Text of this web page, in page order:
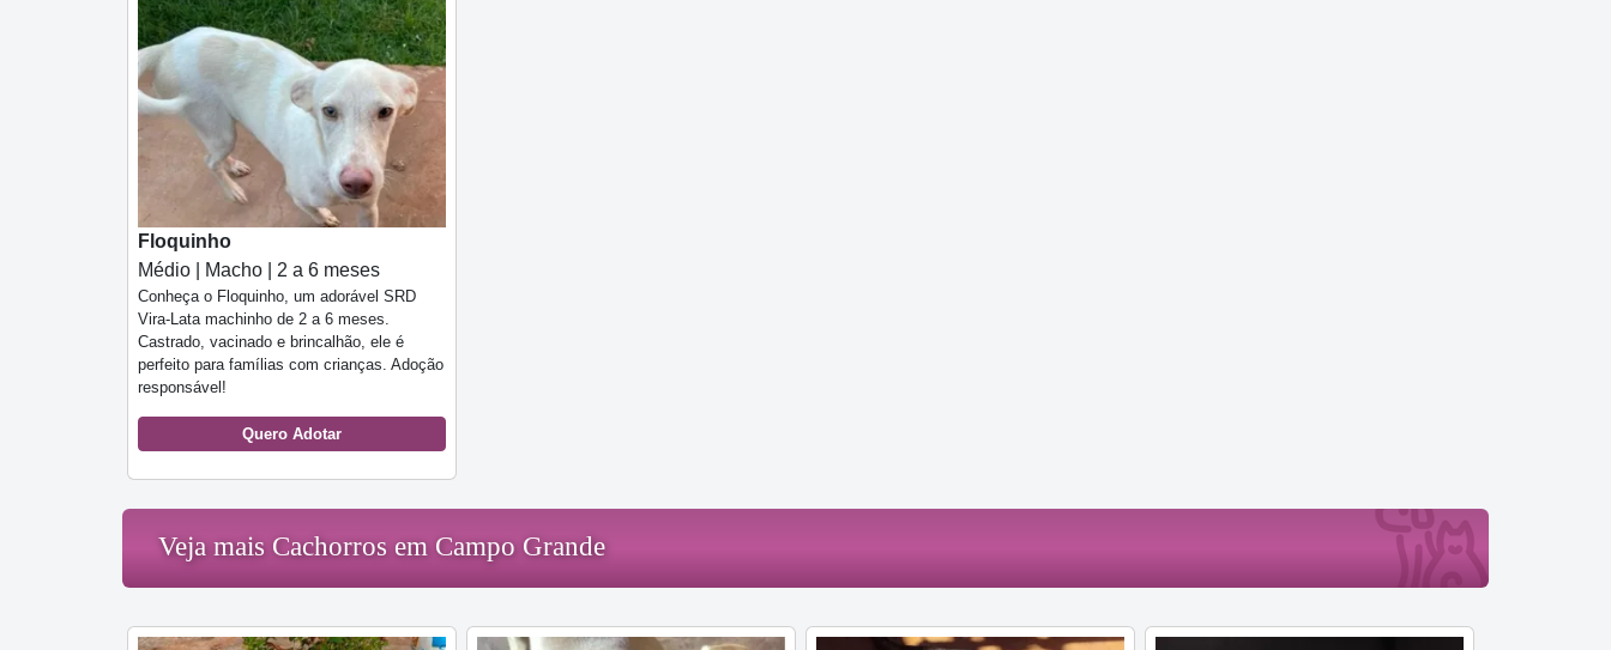
Floquinho
Médio | Macho | 2 a 6 meses
Conheça o Floquinho, um adorável SRD
Vira-Lata machinho de 2 a 6 meses.
Castrado, vacinado e brincalhão, ele é
perfeito para famílias com crianças. Adoção
responsável!
Quero Adotar
Veja mais Cachorros em Campo Grande